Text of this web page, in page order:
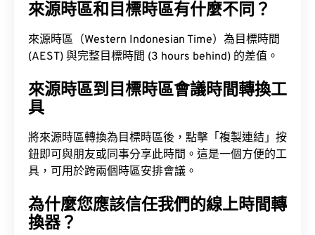
來源時區和目標時區有什麼不同？
來源時區（Western Indonesian Time）為目標時間
(AEST) 與完整目標時間 (3 hours behind) 的差值。
來源時區到目標時區會議時間轉換工
具
將來源時區轉換為目標時區後，點擊「複製連結」按
鈕即可與朋友或同事分享此時間。這是一個方便的工
具，可用於跨兩個時區安排會議。
為什麼您應該信任我們的線上時間轉
換器？